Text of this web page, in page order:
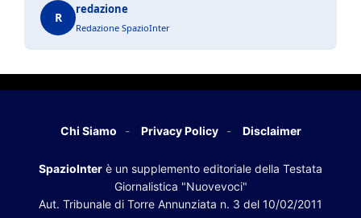
R
redazione
Redazione SpazioInter
Chi Siamo Privacy Policy Disclaimer
SpazioInter è un supplemento editoriale della Testata
Giornalistica "Nuovevoci"
Aut. Tribunale di Torre Annunziata n. 3 del 10/02/2011